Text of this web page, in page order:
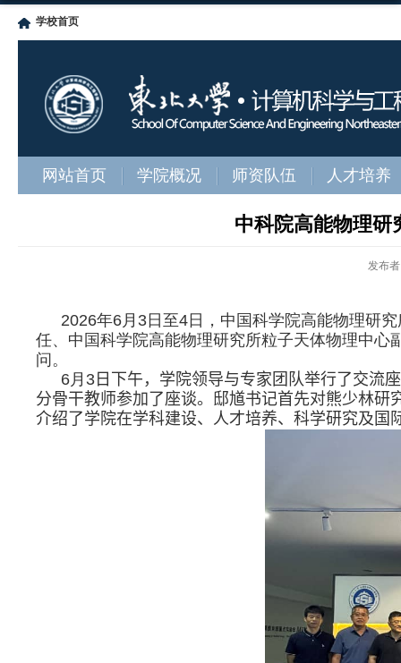
学校首页
网站首页 学院概况 师资队伍 人才培养
中科院高能物理研
发布
2026年6月 3日至4日，中国科学院高能物理研
任、中国科学院高能物理研究所粒子天体物理中
问。
6月 3日下午，学院领导与专家团队举行了交流
分骨干教师参加了座谈。邸馗书记首先对熊少林
介绍了学院在学科建设、人才培养、科学研究及国